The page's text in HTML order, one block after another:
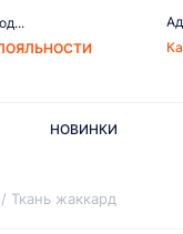
НОВИНКИ
Ткань жаккард